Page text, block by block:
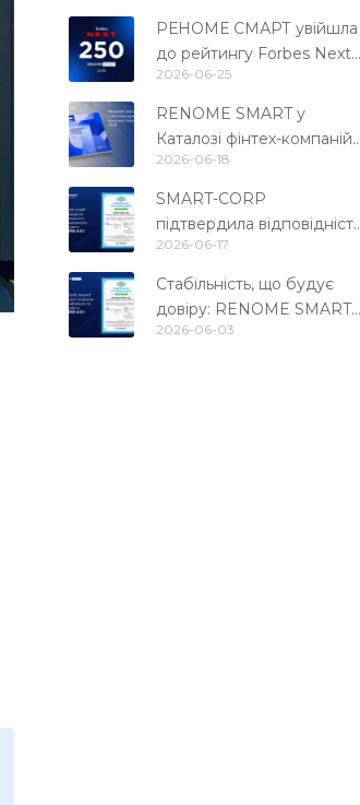
РЕНОМЕ СМАРТ увійшла
до рейтингу Forbes Next
250
2026-06-25
RENOME SMART у
Каталозі фінтех-компаній
України 2026
2026-06-18
SMART-CORP
підтвердила відповідність
міжнародному стандарту
PCI DSS 4.0.1
2026-06-17
Стабільність, що будує
довіру: RENOME SMART
ушосте підтвердила
2026-06-03